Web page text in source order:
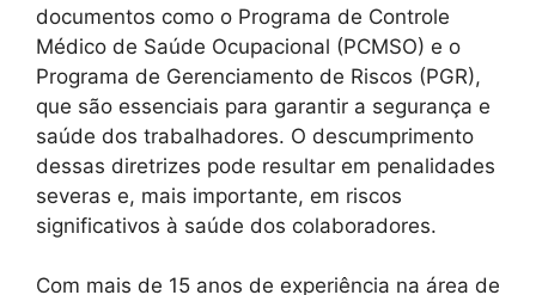
documentos como o Programa de Controle
Médico de Saúde Ocupacional (PCMSO) e o
Programa de Gerenciamento de Riscos (PGR),
que são essenciais para garantir a segurança e
saúde dos trabalhadores. O descumprimento
dessas diretrizes pode resultar em penalidades
severas e, mais importante, em riscos
significativos à saúde dos colaboradores.
Com mais de 15 anos de experiência na área de